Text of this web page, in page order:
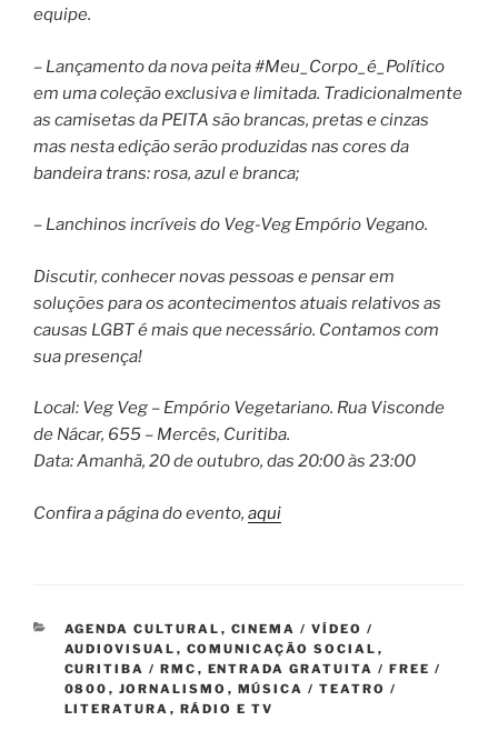
equipe.
– Lançamento da nova peita #Meu_Corpo_é_Político
em uma coleção exclusiva e limitada. Tradicionalmente
as camisetas da PEITA são brancas, pretas e cinzas
mas nesta edição serão produzidas nas cores da
bandeira trans: rosa, azul e branca;
– Lanchinos incríveis do Veg-Veg Empório Vegano.
Discutir, conhecer novas pessoas e pensar em
soluções para os acontecimentos atuais relativos as
causas LGBT é mais que necessário. Contamos com
sua presença!
Local: Veg Veg – Empório Vegetariano. Rua Visconde
de Nácar, 655 – Mercês, Curitiba.
Data: Amanhã, 20 de outubro, das 20:00 às 23:00
Confira a página do evento, aqui
CATEGORIAS
AGENDA CULTURAL , CINEMA / VÍDEO /
AUDIOVISUAL , COMUNICAÇÃO SOCIAL ,
CURITIBA / RMC , ENTRADA GRATUITA / FREE /
0800 , JORNALISMO , MÚSICA / TEATRO /
LITERATURA , RÁDIO E TV